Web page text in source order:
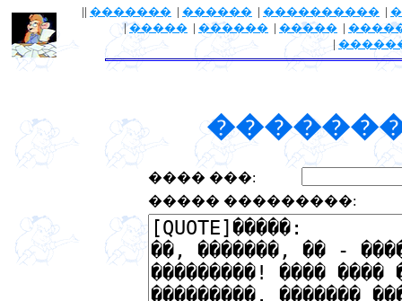
|| ������� | ������ | ���������� |
|����� | ������ | ����� |
|
���� ���:
����� ���������: